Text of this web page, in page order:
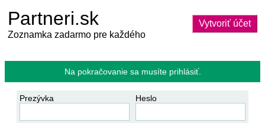
Partneri.sk
Zoznamka zadarmo pre každého
Vytvoriť účet
Na pokračovanie sa musíte prihlásiť.
Prezývka Heslo